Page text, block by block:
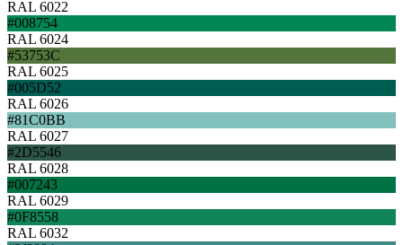
RAL 6022
#008754
RAL 6024
#53753C
RAL 6025
#005D52
RAL 6026
#81C0BB
RAL 6027
#2D5546
RAL 6028
#007243
RAL 6029
#0F8558
RAL 6032